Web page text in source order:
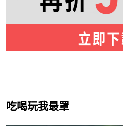
吃喝玩我最罩